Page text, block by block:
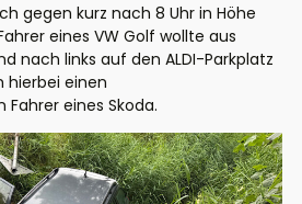
gegen kurz nach 8 Uhr in Höhe
eines VW Golf wollte aus
nach links auf den ALDI-Parkplatz
hierbei einen
eines Skoda.